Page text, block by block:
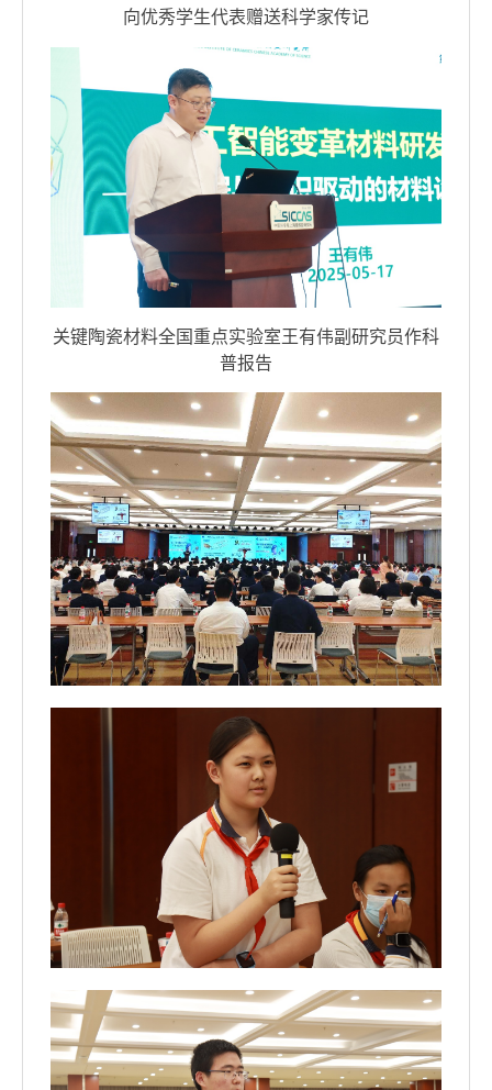
向优秀学生代表赠送科学家传记
关键陶瓷材料全国重点实验室王有伟副研究员作科
普报告